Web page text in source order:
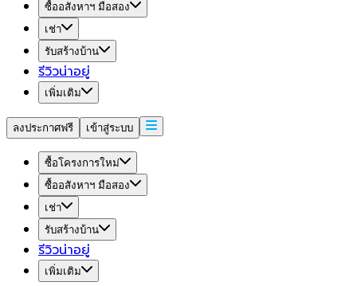
ซื้ออสังหาฯ มือสอง
เช่า
รับสร้างบ้าน
รีวิวน่าอยู่
เพิ่มเติม
ลงประกาศฟรี เข้าสู่ระบบ
ซื้อโครงการใหม่
ซื้ออสังหาฯ มือสอง
เช่า
รับสร้างบ้าน
รีวิวน่าอยู่
เพิ่มเติม